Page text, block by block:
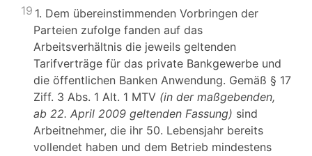
19 1. Dem übereinstimmenden Vorbringen der
Parteien zufolge fanden auf das
Arbeitsverhältnis die jeweils geltenden
Tarifverträge für das private Bankgewerbe und
die öffentlichen Banken Anwendung. Gemäß § 17
Ziff. 3 Abs. 1 Alt. 1 MTV (in der maßgebenden,
ab 22. April 2009 geltenden Fassung) sind
Arbeitnehmer, die ihr 50. Lebensjahr bereits
vollendet haben und dem Betrieb mindestens